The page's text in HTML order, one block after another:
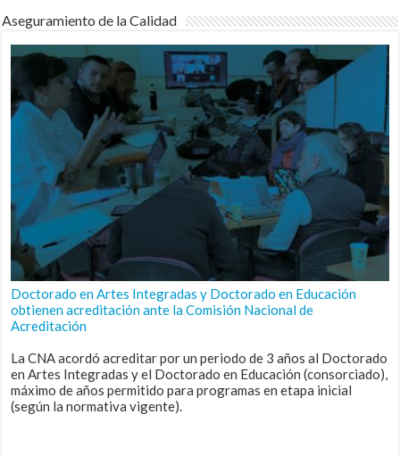
Aseguramiento de la Calidad
Doctorado en Artes Integradas y Doctorado en Educación
obtienen acreditación ante la Comisión Nacional de
Acreditación
La CNA acordó acreditar por un periodo de 3 años al Doctorado
en Artes Integradas y el Doctorado en Educación (consorciado),
máximo de años permitido para programas en etapa inicial
(según la normativa vigente).